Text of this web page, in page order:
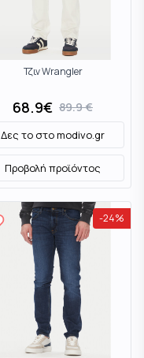
Τζιν Wrangler
68.9€ 89.9€
Δες το στοmodivo.gr
Προβολή προϊόντος
-24%